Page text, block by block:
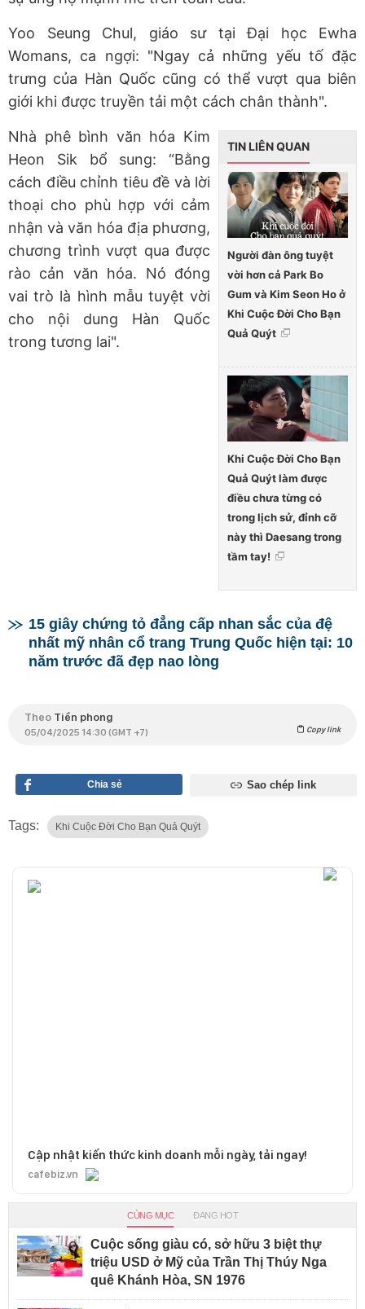
Yoo Seung Chul, giáo sư tại Đại học Ewha
Womans, ca ngợi: "Ngay cả những yếu tố đặc
trưng của Hàn Quốc cũng có thể vượt qua biên
giới khi được truyền tải một cách chân thành".
TIN LIÊN QUAN
Người đàn ông tuyệt
vời hơn cả Park Bo
Gum và Kim Seon Ho ở
Khi Cuộc Đời Cho Bạn
Quả Quýt
Khi Cuộc Đời Cho Bạn
Quả Quýt làm được
điều chưa từng có
trong lịch sử, đỉnh cỡ
này thì Daesang trong
tầm tay!
Nhà phê bình văn hóa Kim
Heon Sik bổ sung: “Bằng
cách điều chỉnh tiêu đề và lời
thoại cho phù hợp với cảm
nhận và văn hóa địa phương,
chương trình vượt qua được
rào cản văn hóa. Nó đóng
vai trò là hình mẫu tuyệt vời
cho nội dung Hàn Quốc
trong tương lai".
15 giây chứng tỏ đẳng cấp nhan sắc của đệ
nhất mỹ nhân cổ trang Trung Quốc hiện tại: 10
năm trước đã đẹp nao lòng
Theo Tiền phong
05/04/2025 14:30 (GMT +7) Copy link
Chia sẻ Sao chép link
Tags: Khi Cuộc Đời Cho Bạn Quả Quýt
Cập nhật kiến thức kinh doanh mỗi ngày, tải ngay!
cafebiz.vn
CÙNG MỤC ĐANG HOT
Cuộc sống giàu có, sở hữu 3 biệt thự
triệu USD ở Mỹ của Trần Thị Thúy Nga
quê Khánh Hòa, SN 1976